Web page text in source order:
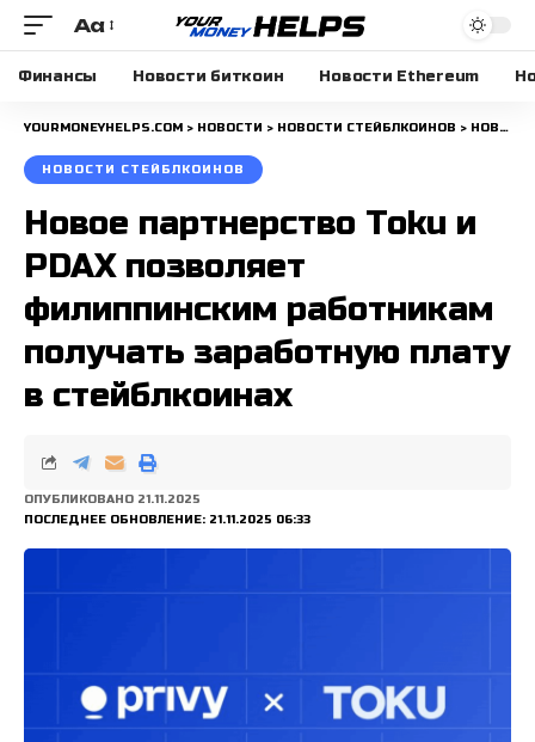
Размера
шрифта
Aa
Финансы Новости биткоин Новости Ethereum
YOURMONEYHELPS.COM > НОВОСТИ > НОВОСТИ СТЕЙБЛКОИНОВ > НОВОЕ ПАРТНЕРСТВО TOKU И PDAX ПОЗВОЛЯЕТ ФИЛИППИНСКИМ РАБОТНИКАМ ПОЛУЧАТЬ ЗАРАБОТНУЮ ПЛАТУ В СТЕЙБЛКОИНАХ
НОВОСТИ СТЕЙБЛКОИНОВ
Новое партнерство Toku и
PDAX позволяет
филиппинским работникам
получать заработную плату
в стейблкоинах
ПОСЛЕДНЕЕ ОБНОВЛЕНИЕ: 21.11.2025 06:33
ОПУБЛИКОВАНО 21.11.2025